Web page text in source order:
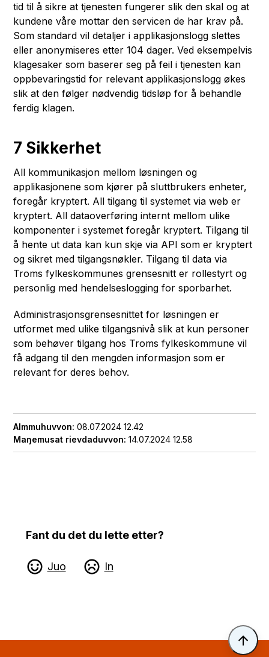
tid til å sikre at tjenesten fungerer slik den skal og at
kundene våre mottar den servicen de har krav på.
Som standard vil detaljer i applikasjonslogg slettes
eller anonymiseres etter 104 dager. Ved eksempelvis
klagesaker som baserer seg på feil i tjenesten kan
oppbevaringstid for relevant applikasjonslogg økes
slik at den følger nødvendig tidsløp for å behandle
ferdig klagen.
7 Sikkerhet
All kommunikasjon mellom løsningen og
applikasjonene som kjører på sluttbrukers enheter,
foregår kryptert. All tilgang til systemet via web er
kryptert. All dataoverføring internt mellom ulike
komponenter i systemet foregår kryptert. Tilgang til
å hente ut data kan kun skje via API som er kryptert
og sikret med tilgangsnøkler. Tilgang til data via
Troms fylkeskommunes grensesnitt er rollestyrt og
personlig med hendelseslogging for sporbarhet.
Administrasjonsgrensesnittet for løsningen er
utformet med ulike tilgangsnivå slik at kun personer
som behøver tilgang hos Troms fylkeskommune vil
få adgang til den mengden informasjon som er
relevant for deres behov.
Almmuhuvvon 08.07.2024 12.42
Maŋemusat rievdaduvvon 14.07.2024 12.58
Fant du det du lette etter?
Juo In
Til